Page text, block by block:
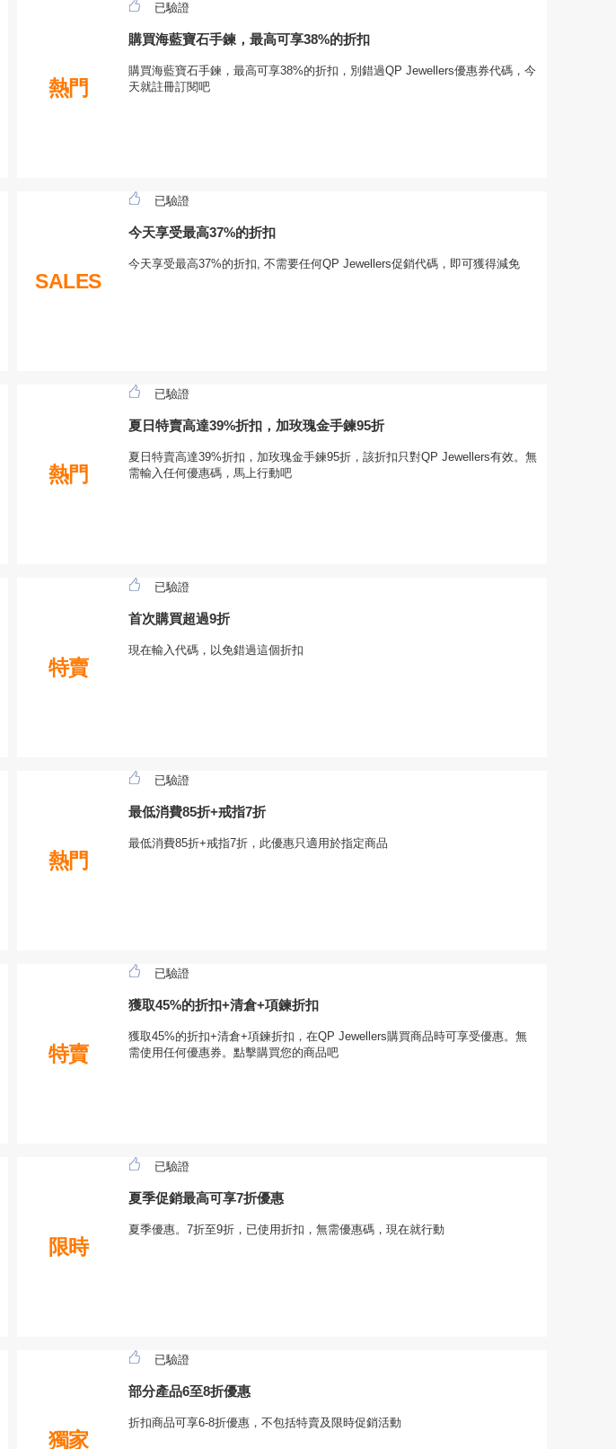
熱門
已驗證
購買海藍寶石手鍊，最高可享38%的折扣
購買海藍寶石手鍊，最高可享38%的折扣，別錯過QP Jewellers優惠券代碼，今
天就註冊訂閱吧
SALES
已驗證
今天享受最高37%的折扣
今天享受最高37%的折扣, 不需要任何QP Jewellers促銷代碼，即可獲得減免
熱門
已驗證
夏日特賣高達39%折扣，加玫瑰金手鍊95折
夏日特賣高達39%折扣，加玫瑰金手鍊95折，該折扣只對QP Jewellers有效。無
需輸入任何優惠碼，馬上行動吧
特賣
已驗證
首次購買超過9折
現在輸入代碼，以免錯過這個折扣
熱門
已驗證
最低消費85折+戒指7折
最低消費85折+戒指7折，此優惠只適用於指定商品
特賣
已驗證
獲取45%的折扣+清倉+項鍊折扣
獲取45%的折扣+清倉+項鍊折扣，在QP Jewellers購買商品時可享受優惠。無
需使用任何優惠券。點擊購買您的商品吧
限時
已驗證
夏季促銷最高可享7折優惠
夏季優惠。7折至9折，已使用折扣，無需優惠碼，現在就行動
獨家
已驗證
部分產品6至8折優惠
折扣商品可享6-8折優惠，不包括特賣及限時促銷活動